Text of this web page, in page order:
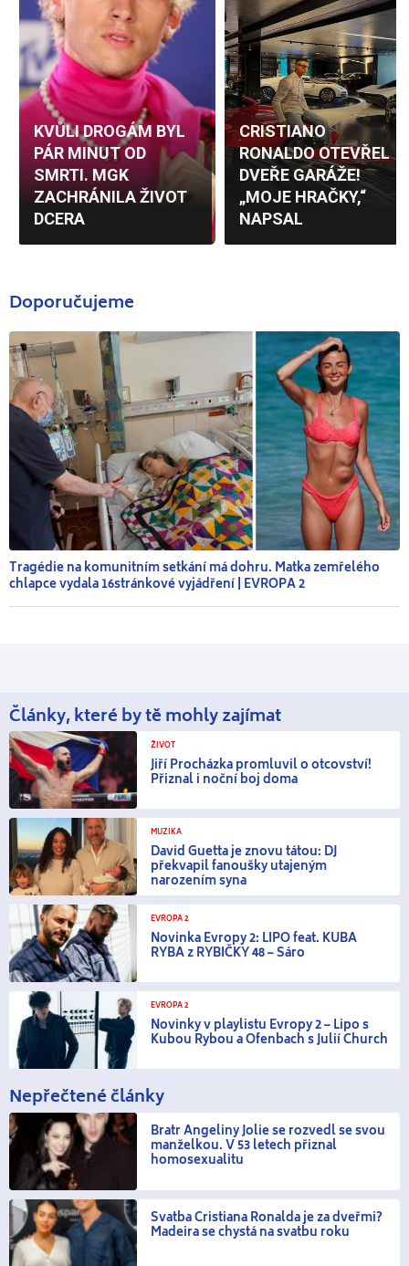
Doporučujeme
Tragédie na komunitním setkání má dohru. Matka zemřelého
chlapce vydala 16stránkové vyjádření | EVROPA 2
Články, které by tě mohly zajímat
ŽIVOT
Jiří Procházka promluvil o otcovství!
Přiznal i noční boj doma
MUZIKA
David Guetta je znovu tátou: DJ
překvapil fanoušky utajeným
narozením syna
EVROPA 2
Novinka Evropy 2: LIPO feat. KUBA
RYBA z RYBIČKY 48 – Sáro
EVROPA 2
Novinky v playlistu Evropy 2 – Lipo s
Kubou Rybou a Ofenbach s Julií Church
Nepřečtené články
Bratr Angeliny Jolie se rozvedl se svou
manželkou. V 53 letech přiznal
homosexualitu
Svatba Cristiana Ronalda je za dveřmi?
Madeira se chystá na svatbu roku